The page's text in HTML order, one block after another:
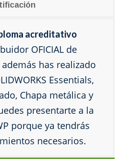
acreditativo
OFICIAL de
además has realizado
Essentials,
Chapa metálica y
presentarte a la
porque ya tendrás
necesarios.